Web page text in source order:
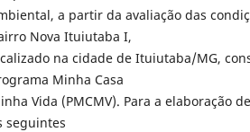
a partir da avaliação das
Nova Ituiutaba I,
na cidade de Ituiutaba/MG,
Minha Casa
Vida (PMCMV). Para a elaboração
seguintes